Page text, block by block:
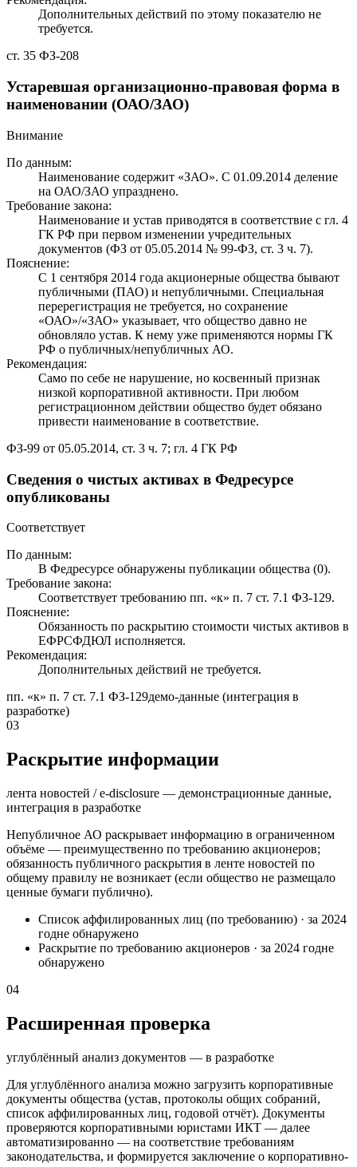
Дополнительных действий по этому показателю не
требуется.
ст. 35 ФЗ-208
Устаревшая организационно-правовая форма в
наименовании (ОАО/ЗАО)
Внимание
По данным:
Наименование содержит «ЗАО». С 01.09.2014 деление
на ОАО/ЗАО упразднено.
Требование закона:
Наименование и устав приводятся в соответствие с гл. 4
ГК РФ при первом изменении учредительных
документов (ФЗ от 05.05.2014 № 99-ФЗ, ст. 3 ч. 7).
Пояснение:
С 1 сентября 2014 года акционерные общества бывают
публичными (ПАО) и непубличными. Специальная
перерегистрация не требуется, но сохранение
«ОАО»/«ЗАО» указывает, что общество давно не
обновляло устав. К нему уже применяются нормы ГК
РФ о публичных/непубличных АО.
Рекомендация:
Само по себе не нарушение, но косвенный признак
низкой корпоративной активности. При любом
регистрационном действии общество будет обязано
привести наименование в соответствие.
ФЗ-99 от 05.05.2014, ст. 3 ч. 7; гл. 4 ГК РФ
Сведения о чистых активах в Федресурсе
опубликованы
Соответствует
По данным:
В Федресурсе обнаружены публикации общества (0).
Требование закона:
Соответствует требованию пп. «к» п. 7 ст. 7.1 ФЗ-129.
Пояснение:
Обязанность по раскрытию стоимости чистых активов в
ЕФРСФДЮЛ исполняется.
Рекомендация:
Дополнительных действий не требуется.
пп. «к» п. 7 ст. 7.1 ФЗ-129демо-данные (интеграция в
разработке)
03
Раскрытие информации
лента новостей / e-disclosure — демонстрационные данные,
интеграция в разработке
Непубличное АО раскрывает информацию в ограниченном
объёме — преимущественно по требованию акционеров;
обязанность публичного раскрытия в ленте новостей по
общему правилу не возникает (если общество не размещало
ценные бумаги публично).
Список аффилированных лиц (по требованию) · за 2024
годне обнаружено
Раскрытие по требованию акционеров · за 2024 годне
обнаружено
04
Расширенная проверка
углублённый анализ документов — в разработке
Для углублённого анализа можно загрузить корпоративные
документы общества (устав, протоколы общих собраний,
список аффилированных лиц, годовой отчёт). Документы
проверяются корпоративными юристами ИКТ — далее
автоматизированно — на соответствие требованиям
законодательства, и формируется заключение о корпоративно-